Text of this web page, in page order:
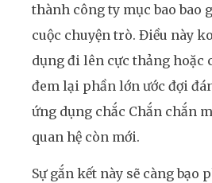
thành công ty mục bao bao
cuộc chuyện trò. Điều này
dụng đi lên cực thảng hoặc
đem lại phần lớn ước đợi
ứng dụng chắc Chắn chắn
quan hệ còn mới.
Sự gắn kết này sẽ càng bạo